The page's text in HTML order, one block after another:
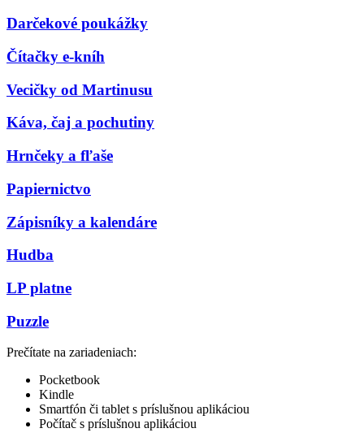
Darčekové poukážky
Čítačky e-kníh
Vecičky od Martinusu
Káva, čaj a pochutiny
Hrnčeky a fľaše
Papiernictvo
Zápisníky a kalendáre
Hudba
LP platne
Puzzle
Prečítate na zariadeniach:
Pocketbook
Kindle
Smartfón či tablet s príslušnou aplikáciou
Počítač s príslušnou aplikáciou